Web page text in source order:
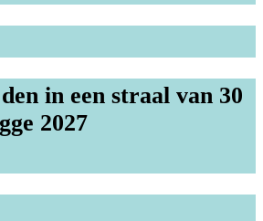
in een straal van 30
2027